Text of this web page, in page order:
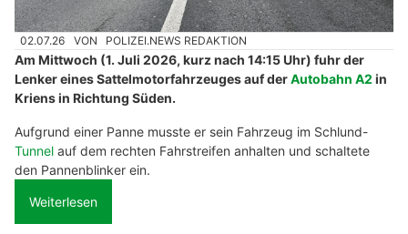
02.07.26 VON POLIZEI.NEWS REDAKTION
Am Mittwoch (1. Juli 2026, kurz nach 14:15 Uhr) fuhr der
Lenker eines Sattelmotorfahrzeuges auf derAutobahn A2 in
Kriens in Richtung Süden.
Aufgrund einer Panne musste er sein Fahrzeug im Schlund-
Tunnel auf dem rechten Fahrstreifen anhalten und schaltete
den Pannenblinker ein.
Weiterlesen